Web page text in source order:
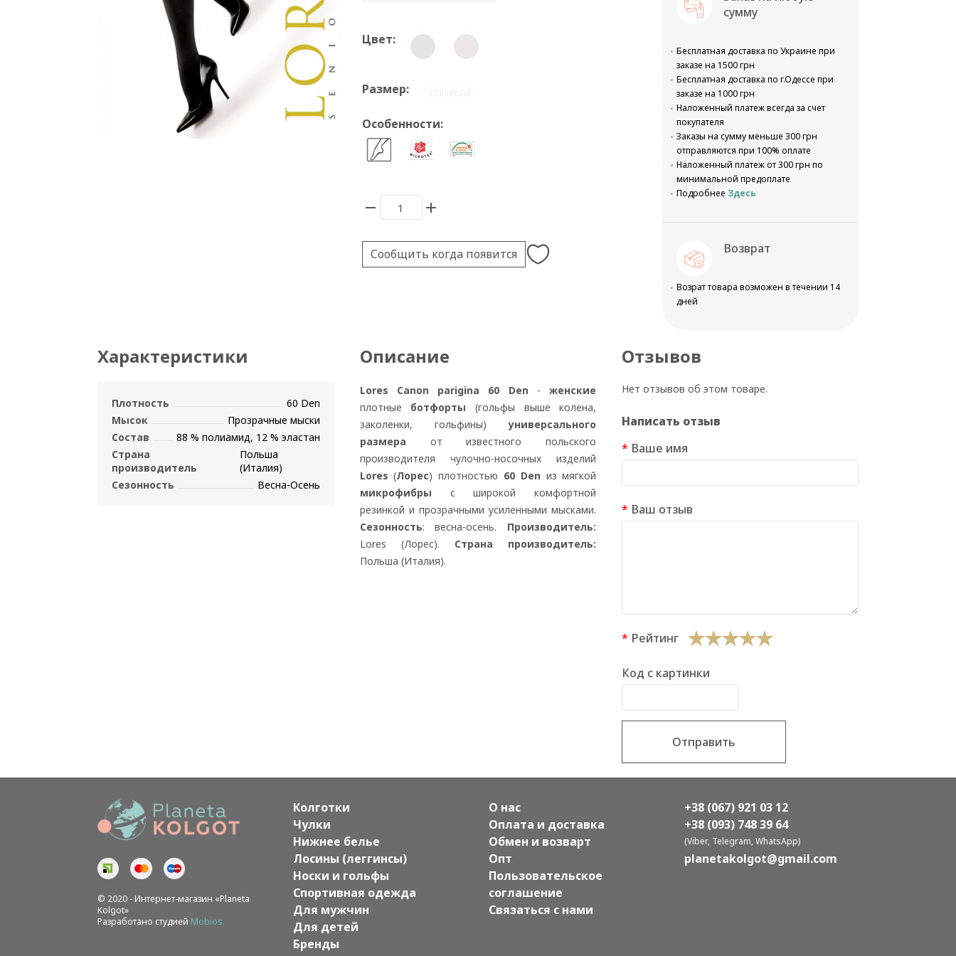
Цвет:
Размер:
Особенности:
Сообщить когда появится
сумму
Бесплатная доставка по Украине при
заказе на 1500 грн
Бесплатная доставка по г.Одессе при
заказе на 1000 грн
Наложенный платеж всегда за счет
покупателя
Заказы на сумму меньше 300 грн
отправляются при 100% оплате
Наложенный платеж от 300 грн по
минимальной предоплате
Подробнее Здесь
Возврат
Возрат товара возможен в течении 14
дней
Характеристики
Плотность
60 Den
Мысок
Прозрачные мыски
Состав
88 % полиамид, 12 % эластан
Страна
производитель
Польша
(Италия)
Сезонность
Весна-Осень
Описание
Lores Canon parigina 60 Den -женские
плотные ботфорты (гольфы выше колена,
заколенки, гольфины)универсального
размера от известного польского
производителя чулочно-носочных изделий
Lores(Лорес) плотностью 60 Den из мягкой
микрофибры с широкой комфортной
резинкой и прозрачными усиленными мысками.
Сезонность: весна-осень. Производитель:
Lores (Лорес). Страна производитель:
Польша (Италия).
Отзывов
Нет отзывов об этом товаре.
Написать отзыв
Ваше имя
Ваш отзыв
Рейтинг
Код с картинки
Отправить
© 2020 - Интернет-магазин «Planeta
Kolgot»
Разработано студией Mobios.
Колготки
Чулки
Нижнее белье
Лосины (леггинсы)
Носки и гольфы
Спортивная одежда
Для мужчин
Для детей
Бренды
О нас
Оплата и доставка
Обмен и возварт
Опт
Пользовательское
соглашение
Связаться с нами
+38 (067) 921 03 12
+38 (093) 748 39 64
(Viber, Telegram, WhatsApp)
planetakolgot@gmail.com